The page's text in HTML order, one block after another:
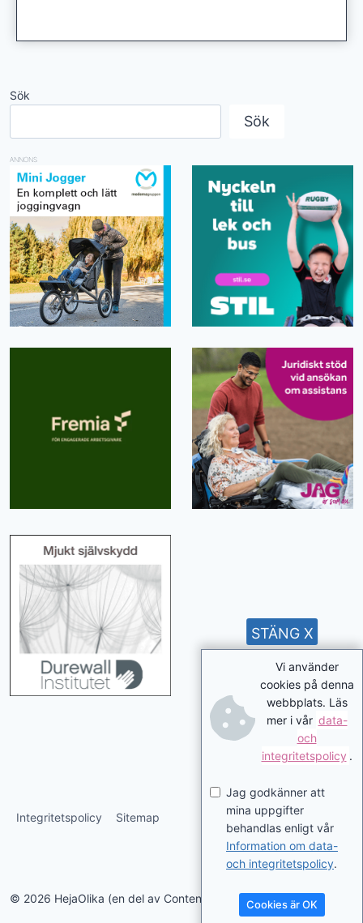
Sök
Sök
ANNONS
Integritetspolicy Sitemap
© 2026 HejaOlika (en del av Contentverkstan.se)
Vi använder
cookies på denna
webbplats. Läs
mer i vår data-
och
integritetspolicy .
Jag godkänner att
mina uppgifter
behandlas enligt vår
Information om data-
och integritetspolicy.
Cookies är OK
STÄNG X